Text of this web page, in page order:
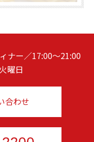
ナー／17:00～21:00
曜日
合わせ